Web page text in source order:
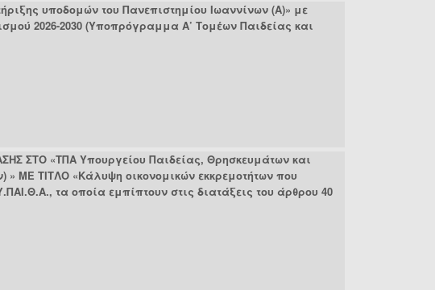
υποδομών του Πανεπιστημίου Ιωαννίνων (Α)» με
2026-2030 (Υποπρόγραμμα Α’ Τομέων Παιδείας και
ΣΤΟ «ΤΠΑ Υπουργείου Παιδείας, Θρησκευμάτων και
ΜΕ ΤΙΤΛΟ «Κάλυψη οικονομικών εκκρεμοτήτων που
τα οποία εμπίπτουν στις διατάξεις του άρθρου 40